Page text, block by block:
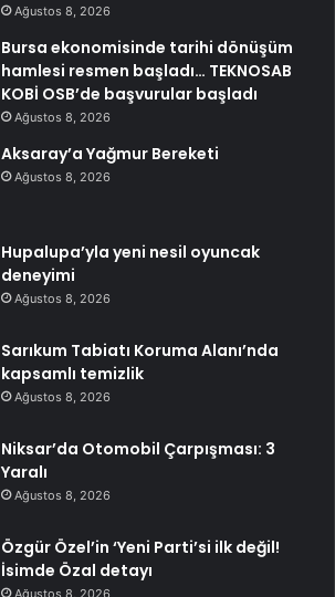
Ağustos 8, 2026
Bursa ekonomisinde tarihi dönüşüm
hamlesi resmen başladı… TEKNOSAB
KOBİ OSB’de başvurular başladı
Ağustos 8, 2026
Aksaray’a Yağmur Bereketi
Ağustos 8, 2026
Hupalupa’yla yeni nesil oyuncak
deneyimi
Ağustos 8, 2026
Sarıkum Tabiatı Koruma Alanı’nda
kapsamlı temizlik
Ağustos 8, 2026
Niksar’da Otomobil Çarpışması: 3
Yaralı
Ağustos 8, 2026
Özgür Özel’in ‘Yeni Parti’si ilk değil!
İsimde Özal detayı
Ağustos 8, 2026